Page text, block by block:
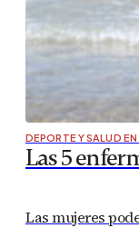
DEPORTE Y SALUD
Las 5
Las mujeres